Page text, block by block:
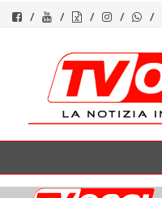
contenuto